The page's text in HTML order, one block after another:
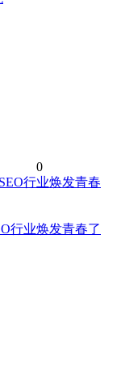
0
行业焕发青春了